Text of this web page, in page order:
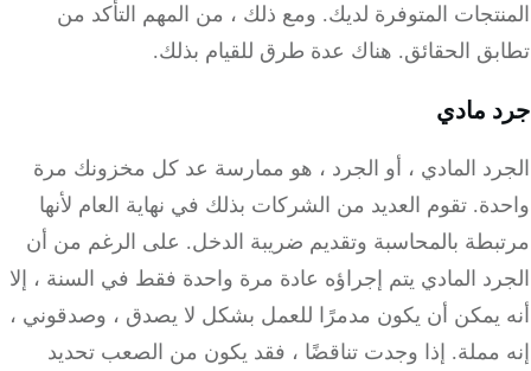
المتوفرة لديك.ومع ذلك ، من المهم التأكد من
الحقائق.هناك عدة طرق للقيام بذلك.
مادي
المادي ، أو الجرد ، هو ممارسة عد كل مخزونك مرة
تقوم العديد من الشركات بذلك في نهاية العام لأنها
بالمحاسبة وتقديم ضريبة الدخل.على الرغم من أن
المادي يتم إجراؤه عادة مرة واحدة فقط في السنة ، إلا
يمكن أن يكون مدمرًا للعمل بشكل لا يصدق ، وصدقوني ،
مملة.إذا وجدت تناقضًا ، فقد يكون من الصعب تحديد